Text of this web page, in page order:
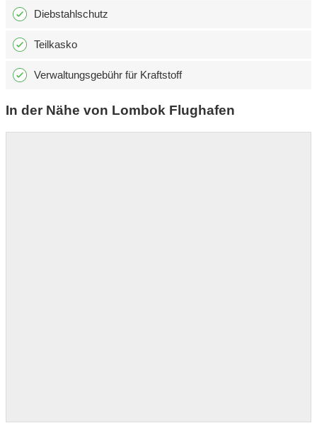
Diebstahlschutz
Teilkasko
Verwaltungsgebühr für Kraftstoff
In der Nähe von Lombok Flughafen